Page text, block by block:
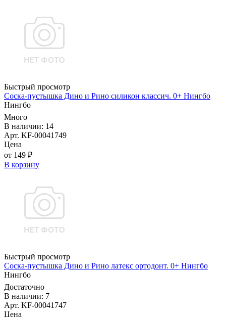
Быстрый просмотр
Соска-пустышка Дино и Рино силикон классич. 0+ Нингбо
Нингбо
Много
В наличии: 14
Арт. KF-00041749
Цена
от 149 ₽
В корзину
Быстрый просмотр
Соска-пустышка Дино и Рино латекс ортодонт. 0+ Нингбо
Нингбо
Достаточно
В наличии: 7
Арт. KF-00041747
Цена